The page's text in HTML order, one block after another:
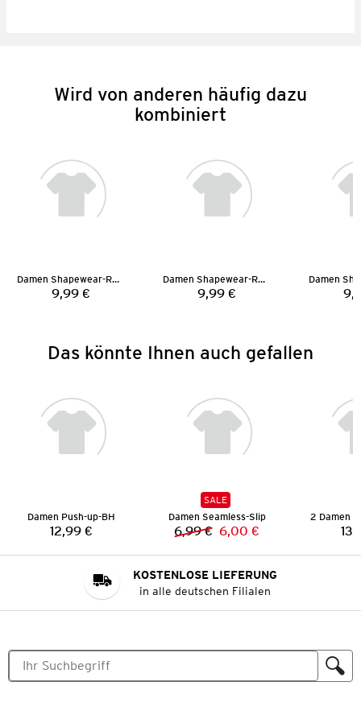
Wird von anderen häufig dazu
kombiniert
Damen Shapewear-Radler
Preis:
9,99 €
Damen Shapewear-Radler
Preis:
9,99 €
Das könnte Ihnen auch gefallen
Damen Push-up-BH
Preis:
12,99 €
SALE
Damen Seamless-Slip
Vorheriger Preis:
6,99 € Neuer Preis:
6,00 €
2 Damen
KOSTENLOSE LIEFERUNG
in alle deutschen Filialen